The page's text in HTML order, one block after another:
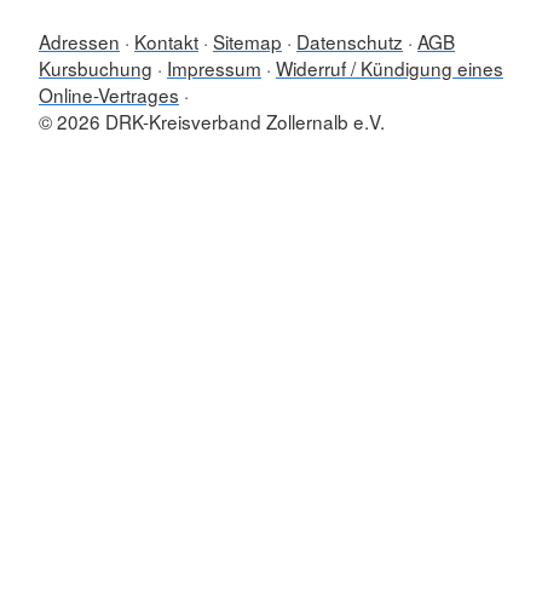
Adressen Kontakt Sitemap Datenschutz AGB
Kursbuchung
Impressum Widerruf / Kündigung eines
Online-Vertrages
© 2026 DRK-Kreisverband Zollernalb e.V.